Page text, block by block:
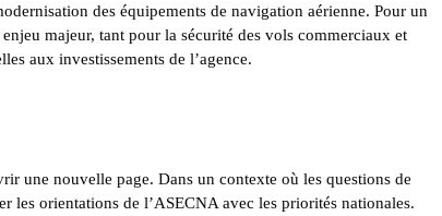
des équipements de navigation aérienne. Pour un
majeur, tant pour la sécurité des vols commerciaux et
aux investissements de l’agence.
une nouvelle page. Dans un contexte où les questions de
les orientations de l’ASECNA avec les priorités nationales.